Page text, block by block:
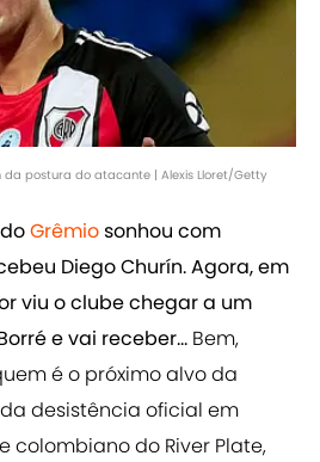
postura do atacante | Alexis Lloret/Getty
Grêmiosonhou com
Diego Churín. Agora, em
viu o clube chegar a um
e vai receber... Bem,
é o próximo alvo da
desistência oficial em
do River Plate,